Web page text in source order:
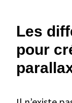
Les
pour